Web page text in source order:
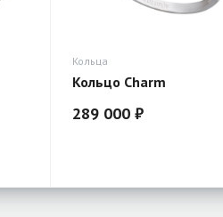
Кольца
Кольцо Charm
289 000 ₽